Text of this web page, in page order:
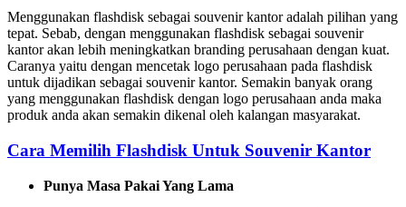
Menggunakan flashdisk sebagai souvenir kantor adalah pilihan yang
tepat. Sebab, dengan menggunakan flashdisk sebagai souvenir
kantor akan lebih meningkatkan branding perusahaan dengan kuat.
Caranya yaitu dengan mencetak logo perusahaan pada flashdisk
untuk dijadikan sebagai souvenir kantor. Semakin banyak orang
yang menggunakan flashdisk dengan logo perusahaan anda maka
produk anda akan semakin dikenal oleh kalangan masyarakat.
Cara Memilih Flashdisk Untuk Souvenir Kantor
Punya Masa Pakai Yang Lama